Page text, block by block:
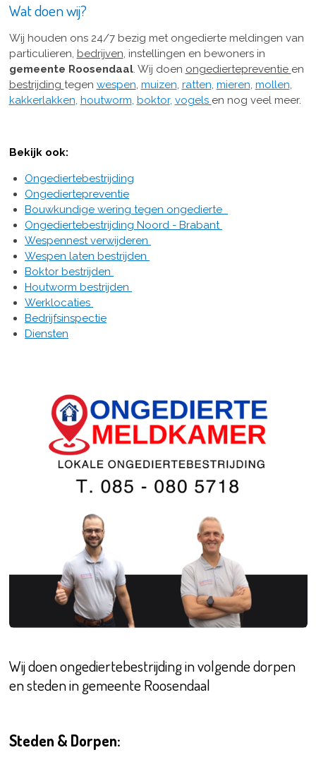
Wat doen wij?
Wij houden ons 24/7 bezig met ongedierte meldingen van
particulieren, bedrijven, instellingen en bewoners in
gemeente Roosendaal. Wij doen ongediertepreventie en
bestrijding tegen wespen, muizen, ratten, mieren, mollen,
kakkerlakken, houtworm, boktor, vogels en nog veel meer.
Bekijk ook:
Ongediertebestrijding
Ongediertepreventie
Bouwkundige wering tegen ongedierte
Ongediertebestrijding Noord - Brabant
Wespennest verwijderen
Wespen laten bestrijden
Boktor bestrijden
Houtworm bestrijden
Werklocaties
Bedrijfsinspectie
Diensten
Wij doen ongediertebestrijding in volgende dorpen
en steden in gemeente Roosendaal
Steden & Dorpen: